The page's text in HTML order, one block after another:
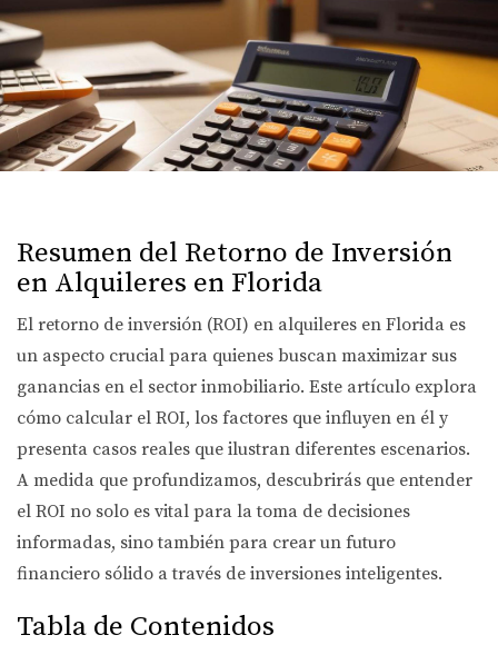
Resumen del Retorno de Inversión
en Alquileres en Florida
El retorno de inversión (ROI) en alquileres en Florida es
un aspecto crucial para quienes buscan maximizar sus
ganancias en el sector inmobiliario. Este artículo explora
cómo calcular el ROI, los factores que influyen en él y
presenta casos reales que ilustran diferentes escenarios.
A medida que profundizamos, descubrirás que entender
el ROI no solo es vital para la toma de decisiones
informadas, sino también para crear un futuro
financiero sólido a través de inversiones inteligentes.
Tabla de Contenidos